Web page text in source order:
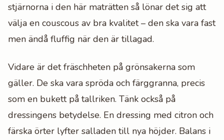
stjärnorna i den här maträtten så lönar det sig att
välja en couscous av bra kvalitet – den ska vara fast
men ändå fluffig när den är tillagad.
Vidare är det fräschheten på grönsakerna som
gäller. De ska vara spröda och färggranna, precis
som en bukett på tallriken. Tänk också på
dressingens betydelse. En dressing med citron och
färska örter lyfter salladen till nya höjder. Balans i